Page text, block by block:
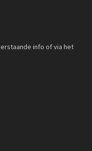
info of via het